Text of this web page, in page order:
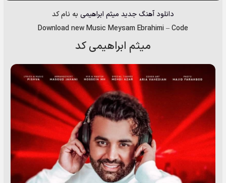
دانلود آهنگ جدید میثم ابراهیمی به نامکد
Download new Music Meysam Ebrahimi–Code
میثم ابراهیمی کد